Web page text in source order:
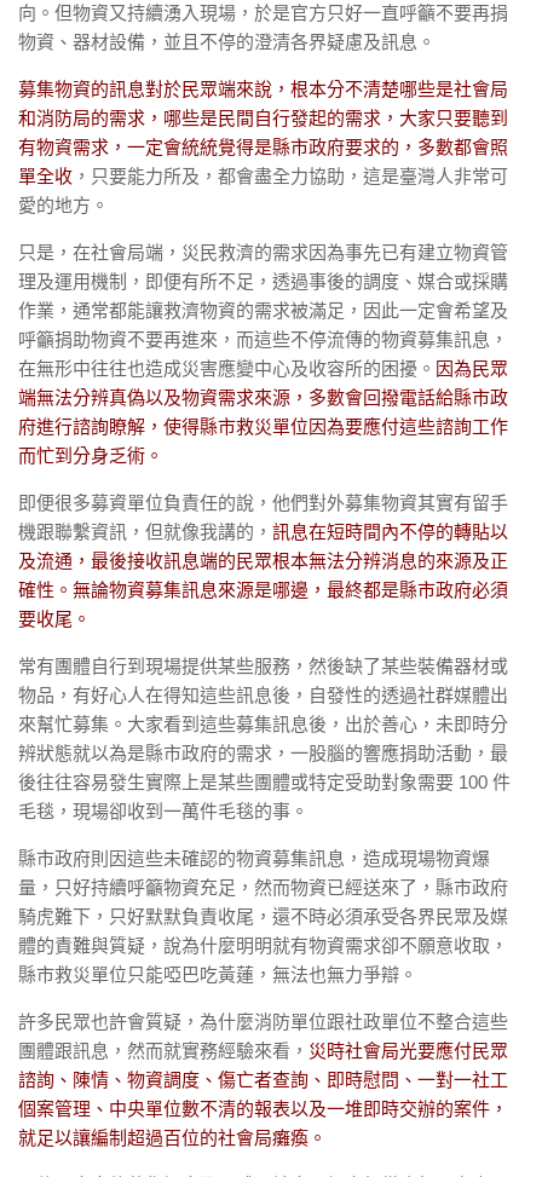
向。但物資又持續湧入現場，於是官方只好一直呼籲不要再捐
物資、器材設備，並且不停的澄清各界疑慮及訊息。
募集物資的訊息對於民眾端來說，根本分不清楚哪些是社會局
和消防局的需求，哪些是民間自行發起的需求，大家只要聽到
有物資需求，一定會統統覺得是縣市政府要求的，多數都會照
單全收 ，只要能力所及，都會盡全力協助，這是臺灣人非常可
愛的地方。
只是，在社會局端，災民救濟的需求因為事先已有建立物資管
理及運用機制，即便有所不足，透過事後的調度、媒合或採購
作業，通常都能讓救濟物資的需求被滿足，因此一定會希望及
呼籲捐助物資不要再進來，而這些不停流傳的物資募集訊息，
在無形中往往也造成災害應變中心及收容所的困擾。 因為民眾
端無法分辨真偽以及物資需求來源，多數會回撥電話給縣市政
府進行諮詢瞭解，使得縣市救災單位因為要應付這些諮詢工作
而忙到分身乏術。
即便很多募資單位負責任的說，他們對外募集物資其實有留手
機跟聯繫資訊，但就像我講的， 訊息在短時間內不停的轉貼以
及流通，最後接收訊息端的民眾根本無法分辨消息的來源及正
確性。無論物資募集訊息來源是哪邊，最終都是縣市政府必須
要收尾。
常有團體自行到現場提供某些服務，然後缺了某些裝備器材或
物品，有好心人在得知這些訊息後，自發性的透過社群媒體出
來幫忙募集。大家看到這些募集訊息後，出於善心，未即時分
辨狀態就以為是縣市政府的需求，一股腦的響應捐助活動，最
後往往容易發生實際上是某些團體或特定受助對象需要 100 件
毛毯，現場卻收到一萬件毛毯的事。
縣市政府則因這些未確認的物資募集訊息，造成現場物資爆
量，只好持續呼籲物資充足，然而物資已經送來了，縣市政府
騎虎難下，只好默默負責收尾，還不時必須承受各界民眾及媒
體的責難與質疑，說為什麼明明就有物資需求卻不願意收取，
縣市救災單位只能啞巴吃黃蓮，無法也無力爭辯。
許多民眾也許會質疑，為什麼消防單位跟社政單位不整合這些
團體跟訊息，然而就實務經驗來看， 災時社會局光要應付民眾
諮詢、陳情、物資調度、傷亡者查詢、即時慰問、一對一社工
個案管理、中央單位數不清的報表以及一堆即時交辦的案件，
就足以讓編制超過百位的社會局癱瘓。